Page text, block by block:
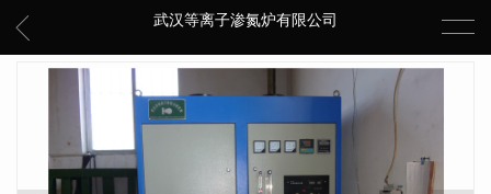
武汉等离子渗氮炉有限公司